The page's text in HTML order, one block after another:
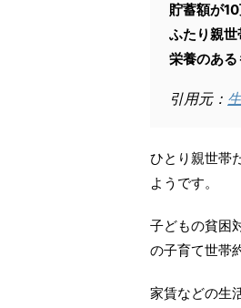
貯蓄額が
ふたり親
栄養のある
引用元：
ひとり親世帯
ようです。
子どもの貧困
の子育て世帯
家賃などの生